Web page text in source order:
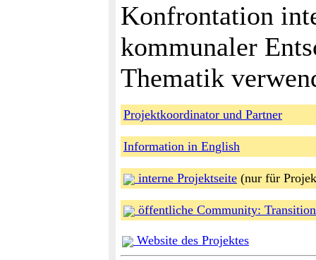
Konfrontation
kommunaler
Thematik
Projektkoordinator und Partner
Information in English
interne Projektseite (nur für
öffentliche Community:
Website des Projektes